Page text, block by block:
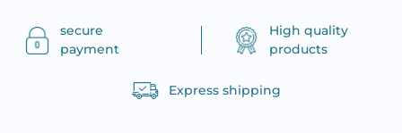
secure
payment
High quality
products
Express shipping